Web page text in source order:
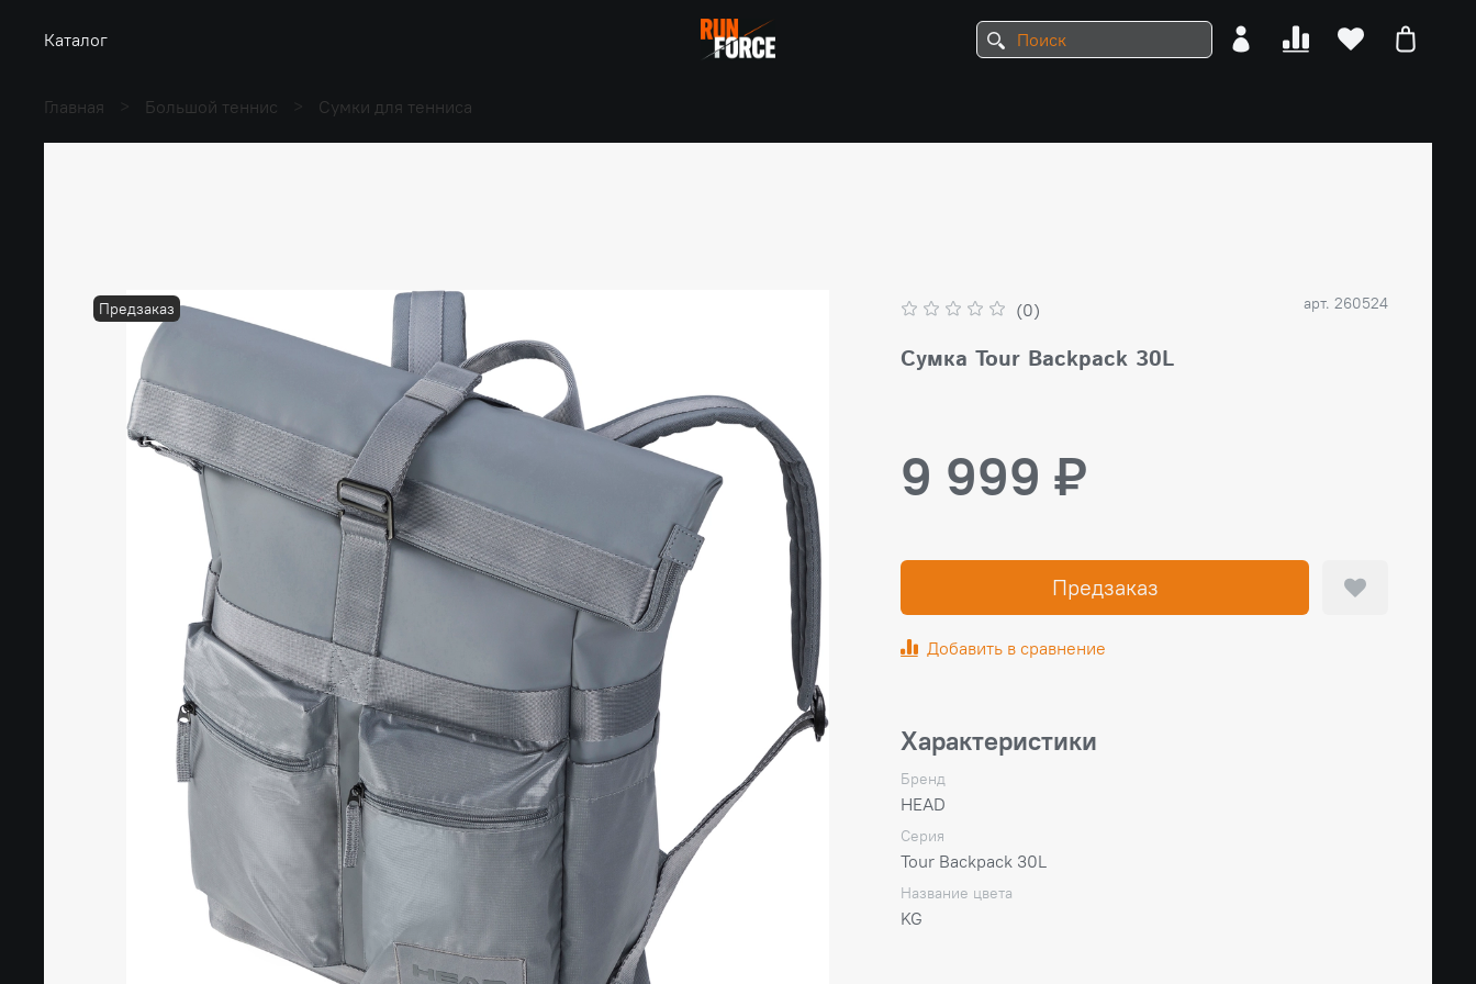
Каталог
Главная Большой теннис Сумки для тенниса
Предзаказ (0) арт. 260524
Сумка Tour Backpack 30L
9 999 ₽
Предзаказ
Добавить в сравнение
Характеристики
Бренд
HEAD
Серия
Tour Backpack 30L
Название цвета
KG